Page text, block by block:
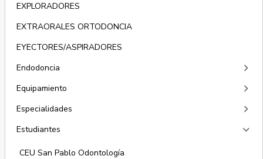
EXPLORADORES
EXTRAORALES ORTODONCIA
EYECTORES/ASPIRADORES
Endodoncia
keyboard_arrow_right
Equipamiento keyboard_arrow_right
Especialidades keyboard_arrow_right
Estudiantes keyboard_arrow_right
CEU San Pablo Odontología